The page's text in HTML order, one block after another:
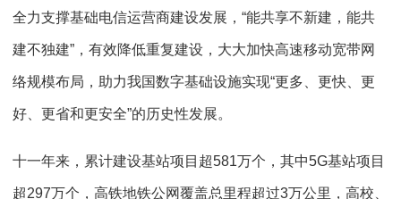
全力支撑基础电信运营商建设发展，“能共享不新建，能共
建不独建”，有效降低重复建设，大大加快高速移动宽带网
络规模布局，助力我国数字基础设施实现“更多、更快、更
好、更省和更安全”的历史性发展。
十一年来，累计建设基站项目超581万个，其中5G基站项目
超297万个，高铁地铁公网覆盖总里程超过3万公里，高校、